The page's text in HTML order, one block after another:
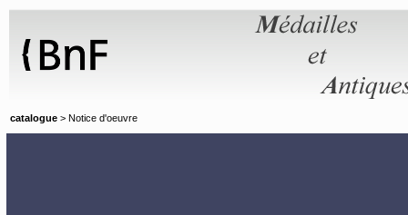
catalogue > Notice d'oeuvre